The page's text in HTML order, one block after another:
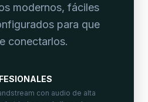
modernos, fáciles
para que
conectarlos.
con audio de alta